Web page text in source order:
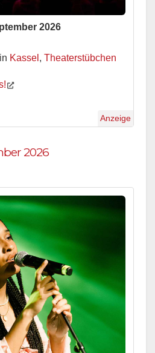
2026
Kassel , Theaterstübchen
Anzeige
2026